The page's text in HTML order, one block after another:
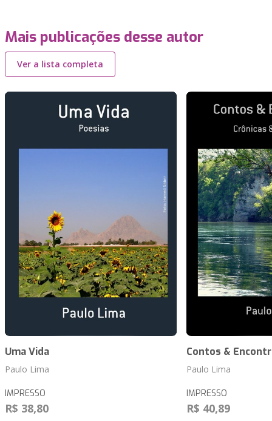
Mais publicações desse autor
Ver a lista completa
Uma Vida
Paulo Lima
IMPRESSO
R$ 38,80
Contos &
Paulo Lima
IMPRESSO
R$ 40,89